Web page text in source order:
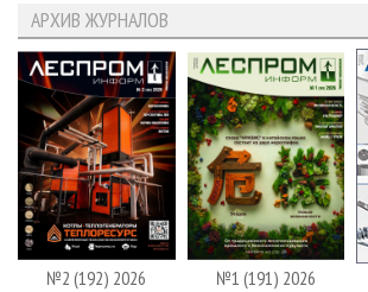
АРХИВ ЖУРНАЛОВ
№2 (192) 2026 №1 (191) 2026